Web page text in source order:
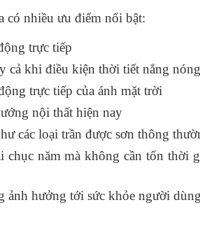
có nhiều ưu điểm nổi bật:
trực tiếp
cả khi điều kiện thời tiết nắng
trực tiếp của ánh mặt trời
nội thất hiện nay
các loại trần được sơn thông
năm mà không cần tốn thời
hưởng tới sức khỏe người dùng